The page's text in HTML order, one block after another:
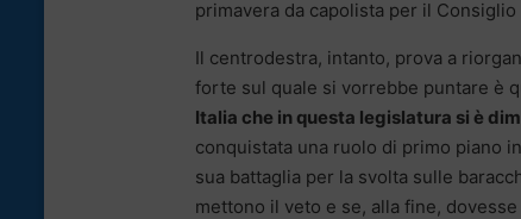
primavera da capolista per il Consiglio
Il centrodestra, intanto, prova a
forte sul quale si vorrebbe puntare è
Italia che in questa legislatura si è
conquistata una ruolo di primo piano
sua battaglia per la svolta sulle
mettono il veto e se, alla fine,